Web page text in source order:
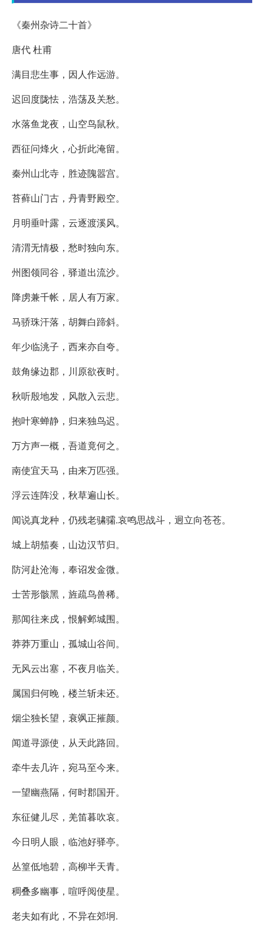
《秦州杂诗二十首》
唐代 杜甫
满目悲生事，因人作远游。
迟回度陇怯，浩荡及关愁。
水落鱼龙夜，山空鸟鼠秋。
西征问烽火，心折此淹留。
秦州山北寺，胜迹隗嚣宫。
苔藓山门古，丹青野殿空。
月明垂叶露，云逐渡溪风。
清渭无情极，愁时独向东。
州图领同谷，驿道出流沙。
降虏兼千帐，居人有万家。
马骄珠汗落，胡舞白蹄斜。
年少临洮子，西来亦自夸。
鼓角缘边郡，川原欲夜时。
秋听殷地发，风散入云悲。
抱叶寒蝉静，归来独鸟迟。
万方声一概，吾道竟何之。
南使宜天马，由来万匹强。
浮云连阵没，秋草遍山长。
闻说真龙种，仍残老骕骦.哀鸣思战斗，迥立向苍苍。
城上胡笳奏，山边汉节归。
防河赴沧海，奉诏发金微。
士苦形骸黑，旌疏鸟兽稀。
那闻往来戍，恨解邺城围。
莽莽万重山，孤城山谷间。
无风云出塞，不夜月临关。
属国归何晚，楼兰斩未还。
烟尘独长望，衰飒正摧颜。
闻道寻源使，从天此路回。
牵牛去几许，宛马至今来。
一望幽燕隔，何时郡国开。
东征健儿尽，羌笛暮吹哀。
今日明人眼，临池好驿亭。
丛篁低地碧，高柳半天青。
稠叠多幽事，喧呼阅使星。
老夫如有此，不异在郊坰.